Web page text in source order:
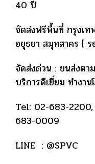
40 ปี
จัดส่งฟรีพื้นที่ กรุงเ
อยุธยา สมุทสาคร [
จัดส่งด่วน : ขนส่งตา
บริการดีเยี่ยม ทำงา
Tel: 02-683-
683-0009
LINE : @SPVC